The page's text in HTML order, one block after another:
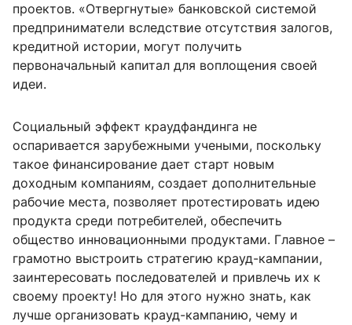
проектов. «Отвергнутые» банковской системой
предприниматели вследствие отсутствия залогов,
кредитной истории, могут получить
первоначальный капитал для воплощения своей
идеи.
Социальный эффект краудфандинга не
оспаривается зарубежными учеными, поскольку
такое финансирование дает старт новым
доходным компаниям, создает дополнительные
рабочие места, позволяет протестировать идею
продукта среди потребителей, обеспечить
общество инновационными продуктами. Главное –
грамотно выстроить стратегию крауд-кампании,
заинтересовать последователей и привлечь их к
своему проекту! Но для этого нужно знать, как
лучше организовать крауд-кампанию, чему и